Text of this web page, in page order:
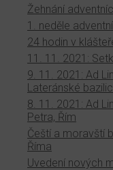
Žehnání
1. neděle
24 hodin v
11. 11. 2021:
9. 11. 2021: Ad
Lateránské
8. 11. 2021: Ad
Petra, Řím
Čeští a moravští
Říma
Uvedení nových